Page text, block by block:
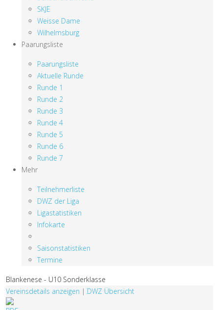
SKJE
Weisse Dame
Wilhelmsburg
Paarungsliste
Paarungsliste
Aktuelle Runde
Runde 1
Runde 2
Runde 3
Runde 4
Runde 5
Runde 6
Runde 7
Mehr
Teilnehmerliste
DWZ der Liga
Ligastatistiken
Infokarte
Saisonstatistiken
Termine
Blankenese - U10 Sonderklasse
Vereinsdetails anzeigen | DWZ Übersicht